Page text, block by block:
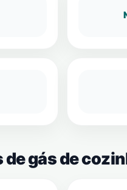
gás de